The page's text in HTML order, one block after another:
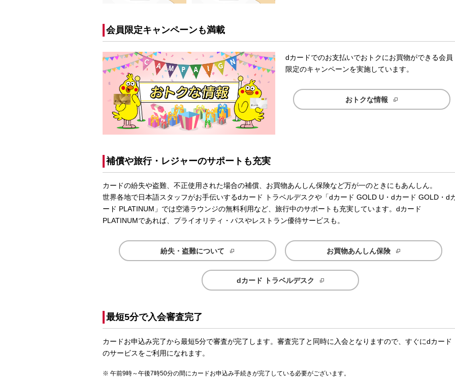
会員限定キャンペーンも満載
dカードでのお支払いでおトクにお買物ができる会員
限定のキャンペーンを実施しています。
おトクな情報
補償や旅行・レジャーのサポートも充実
カードの紛失や盗難、不正使用された場合の補償、お買物あんしん保険など万が一のときにもあんしん。
世界各地で日本語スタッフがお手伝いするdカード トラベルデスクや「dカード GOLD U・dカード GOLD・d
ード PLATINUM」では空港ラウンジの無料利用など、旅行中のサポートも充実しています。dカード
PLATINUMであれば、プライオリティ・パスやレストラン優待サービスも。
紛失・盗難について お買物あんしん保険
dカード トラベルデスク
最短5分で入会審査完了
カードお申込み完了から最短5分で審査が完了します。審査完了と同時に入会となりますので、すぐにdカード
のサービスをご利用になれます。
午前9時～午後7時50分の間にカードお申込み手続きが完了している必要がございます。